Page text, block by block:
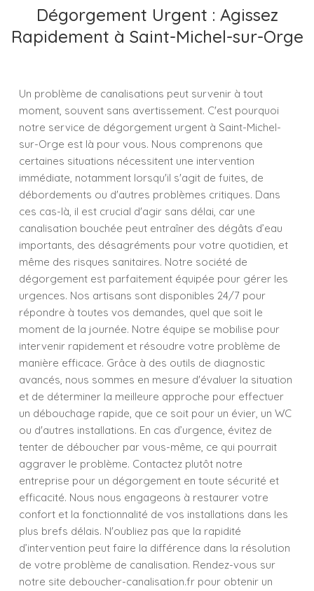
Dégorgement Urgent : Agissez
Rapidement à Saint-Michel-sur-Orge
Un problème de canalisations peut survenir à tout
moment, souvent sans avertissement. C'est pourquoi
notre service de dégorgement urgent à Saint-Michel-
sur-Orge est là pour vous. Nous comprenons que
certaines situations nécessitent une intervention
immédiate, notamment lorsqu'il s'agit de fuites, de
débordements ou d'autres problèmes critiques. Dans
ces cas-là, il est crucial d'agir sans délai, car une
canalisation bouchée peut entraîner des dégâts d’eau
importants, des désagréments pour votre quotidien, et
même des risques sanitaires. Notre société de
dégorgement est parfaitement équipée pour gérer les
urgences. Nos artisans sont disponibles 24/7 pour
répondre à toutes vos demandes, quel que soit le
moment de la journée. Notre équipe se mobilise pour
intervenir rapidement et résoudre votre problème de
manière efficace. Grâce à des outils de diagnostic
avancés, nous sommes en mesure d'évaluer la situation
et de déterminer la meilleure approche pour effectuer
un débouchage rapide, que ce soit pour un évier, un WC
ou d'autres installations. En cas d’urgence, évitez de
tenter de déboucher par vous-même, ce qui pourrait
aggraver le problème. Contactez plutôt notre
entreprise pour un dégorgement en toute sécurité et
efficacité. Nous nous engageons à restaurer votre
confort et la fonctionnalité de vos installations dans les
plus brefs délais. N'oubliez pas que la rapidité
d’intervention peut faire la différence dans la résolution
de votre problème de canalisation. Rendez-vous sur
notre site deboucher-canalisation.fr pour obtenir un